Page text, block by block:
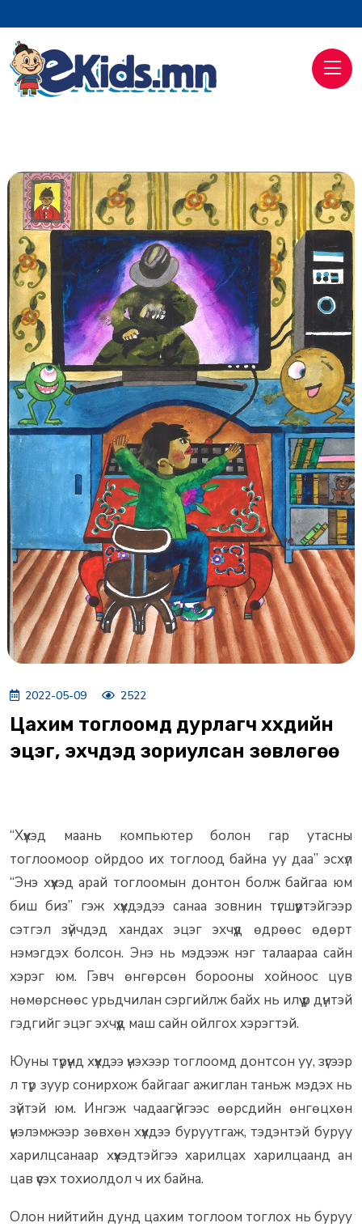
2022-05-09 2522
Цахим тоглоомд дурлагч хүүхдийн
эцэг, эхчүүдэд зориулсан зөвлөгөө
“Хүүхэд маань компьютер болон гар утасны
тоглоомоор ойрдоо их тоглоод байна уу даа” эсхүл
“Энэ хүүхэд арай тоглоомын донтон болж байгаа юм
биш биз” гэж хүүхдэдээ санаа зовнин түгшүүртэйгээр
сэтгэл зүйчдэд хандах эцэг эхчүүд өдрөөс өдөрт
нэмэгдэх болсон. Энэ нь мэдээж нэг талаараа сайн
хэрэг юм. Гэвч өнгөрсөн борооны хойноос цув
нөмөрснөөс урьдчилан сэргийлж байх нь илүү үр дүнтэй
гэдгийг эцэг эхчүүд маш сайн ойлгох хэрэгтэй.
Юуны түрүүнд хүүхдээ үнэхээр тоглоомд донтсон уу, зүгээр
л түр зуур сонирхож байгааг ажиглан таньж мэдэх нь
зүйтэй юм. Ингэж чадаагүйгээс өөрсдийн өнгөцхөн
үнэлэмжээр зөвхөн хүүхдээ буруутгаж, тэдэнтэй буруу
харилцсанаар хүүхэдтэйгээ харилцах харилцаанд ан
цав үүсэх тохиолдол ч их байна.
Олон нийтийн дунд цахим тоглоом тоглох нь буруу